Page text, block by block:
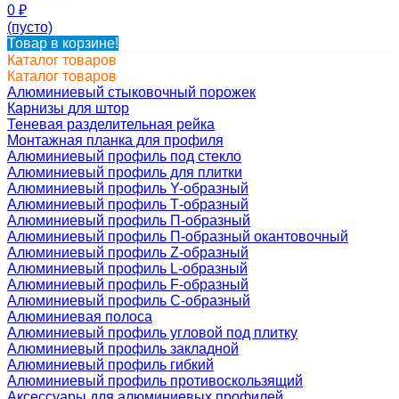
0 ₽
(пусто)
Товар в корзине!
Каталог товаров
Каталог товаров
Алюминиевый стыковочный порожек
Карнизы для штор
Теневая разделительная рейка
Монтажная планка для профиля
Алюминиевый профиль под стекло
Алюминиевый профиль для плитки
Алюминиевый профиль Y-образный
Алюминиевый профиль Т-образный
Алюминиевый профиль П-образный
Алюминиевый профиль П-образный окантовочный
Алюминиевый профиль Z-образный
Алюминиевый профиль L-образный
Алюминиевый профиль F-образный
Алюминиевый профиль C-образный
Алюминиевая полоса
Алюминиевый профиль угловой под плитку
Алюминиевый профиль закладной
Алюминиевый профиль гибкий
Алюминиевый профиль противоскользящий